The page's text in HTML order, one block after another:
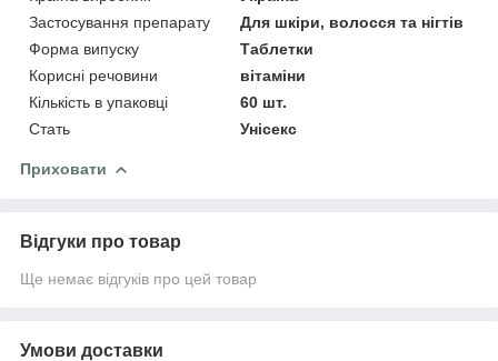
Застосування препарату
Для шкіри, волосся та нігтів
Форма випуску
Таблетки
Корисні речовини
вітаміни
Кількість в упаковці
60 шт.
Стать
Унісекс
Приховати
Відгуки про товар
Ще немає відгуків про цей товар
Умови доставки